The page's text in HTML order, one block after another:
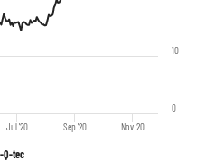
Q-tec
Jul '20 Sep '20 Nov '20
0
10